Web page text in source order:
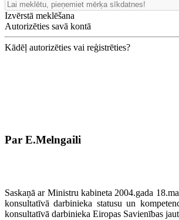
Izvērstā meklēšana
Autorizēties savā kontā
Kādēļ autorizēties vai reģistrēties?
Par E.Melngaili
Saskaņā ar Ministru kabineta 2004.gada
konsultatīvā darbinieka statusu un
konsultatīvā darbinieka Eiropas Savienības